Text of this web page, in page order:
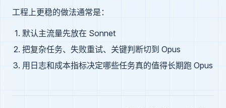
工程上更稳的做法通常是：
默认主流量先放在 Sonnet
把复杂任务、失败重试、关键判断切到 Opus
用日志和成本指标决定哪些任务真的值得长期跑 Opus